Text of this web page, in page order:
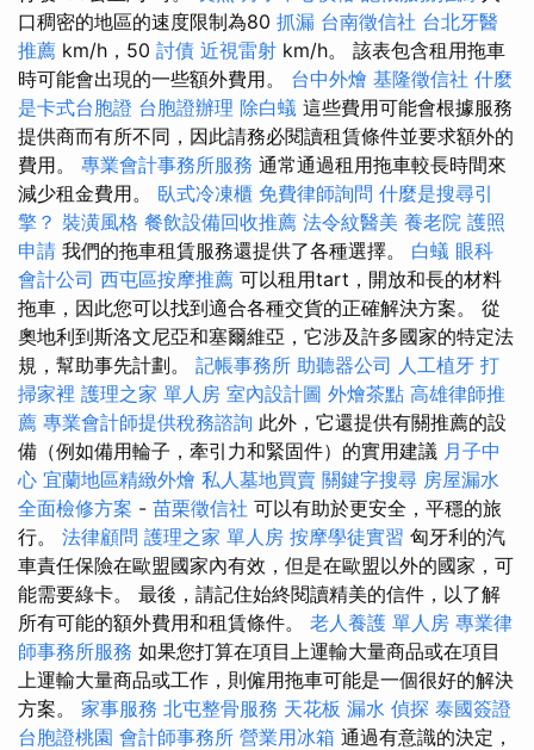
口稠密的地區的速度限制為80 抓漏 台南徵信社 台北牙醫
推薦 km/h，50 討債 近視雷射 km/h。 該表包含租用拖車
時可能會出現的一些額外費用。 台中外燴 基隆徵信社 什麼
是卡式台胞證 台胞證辦理 除白蟻 這些費用可能會根據服務
提供商而有所不同，因此請務必閱讀租賃條件並要求額外的
費用。 專業會計事務所服務 通常通過租用拖車較長時間來
減少租金費用。 臥式冷凍櫃 免費律師詢問 什麼是搜尋引
擎？ 裝潢風格 餐飲設備回收推薦 法令紋醫美 養老院 護照
申請 我們的拖車租賃服務還提供了各種選擇。 白蟻 眼科
會計公司 西屯區按摩推薦 可以租用tart，開放和長的材料
拖車，因此您可以找到適合各種交貨的正確解決方案。 從
奧地利到斯洛文尼亞和塞爾維亞，它涉及許多國家的特定法
規，幫助事先計劃。 記帳事務所 助聽器公司 人工植牙 打
掃家裡 護理之家 單人房 室內設計圖 外燴茶點 高雄律師推
薦 專業會計師提供稅務諮詢 此外，它還提供有關推薦的設
備（例如備用輪子，牽引力和緊固件）的實用建議 月子中
心 宜蘭地區精緻外燴 私人墓地買賣 關鍵字搜尋 房屋漏水
全面檢修方案 - 苗栗徵信社 可以有助於更安全，平穩的旅
行。 法律顧問 護理之家 單人房 按摩學徒實習 匈牙利的汽
車責任保險在歐盟國家內有效，但是在歐盟以外的國家，可
能需要綠卡。 最後，請記住始終閱讀精美的信件，以了解
所有可能的額外費用和租賃條件。 老人養護 單人房 專業律
師事務所服務 如果您打算在項目上運輸大量商品或在項目
上運輸大量商品或工作，則僱用拖車可能是一個很好的解決
方案。 家事服務 北屯整骨服務 天花板 漏水 偵探 泰國簽證
台胞證桃園 會計師事務所 營業用冰箱 通過有意識的決定，